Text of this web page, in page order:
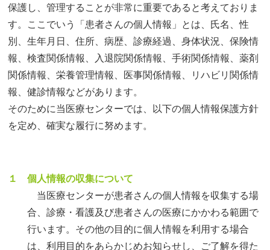
保護し、管理することが非常に重要であると考えておりま
す。ここでいう「患者さんの個人情報」とは、氏名、性
別、生年月日、住所、病歴、診療経過、身体状況、保険情
報、検査関係情報、入退院関係情報、手術関係情報、薬剤
関係情報、栄養管理情報、医事関係情報、リハビリ関係情
報、健診情報などがあります。
そのために当医療センターでは、以下の個人情報保護方針
を定め、確実な履行に努めます。
１ 個人情報の収集について
当医療センターが患者さんの個人情報を収集する場
合、診療・看護及び患者さんの医療にかかわる範囲で
行います。その他の目的に個人情報を利用する場合
は、利用目的をあらかじめお知らせし、ご了解を得た